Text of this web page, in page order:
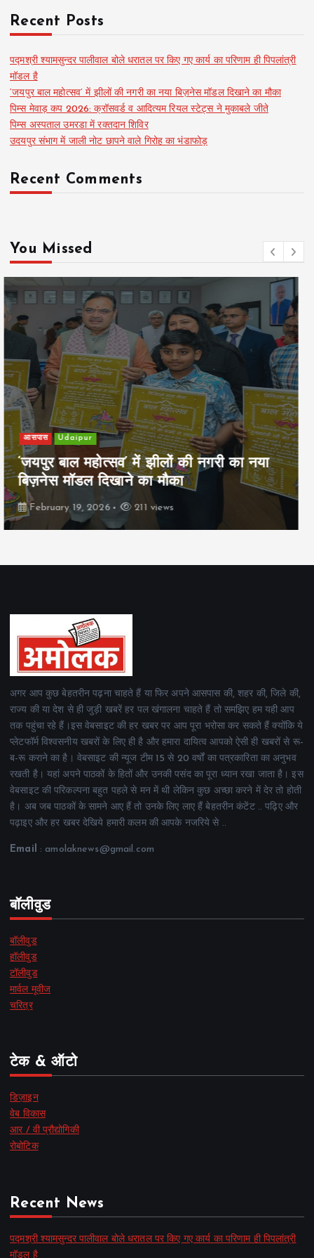
Recent Posts
पद्मश्री श्यामसुन्दर पालीवाल बोले धरातल पर किए गए कार्य का परिणाम ही पिपलांत्री
मॉडल है
‘जयपुर बाल महोत्सव’ में झीलों की नगरी का नया बिज़नेस मॉडल दिखाने का मौका
पिम्स मेवाड़ कप 2026: क्रॉसवर्ड व आदित्यम रियल स्टेट्स ने मुकाबले जीते
पिम्स अस्पताल उमरडा में रक्तदान शिविर
उदयपुर संभाग में जाली नोट छापने वाले गिरोह का भंडाफोड़
Recent Comments
You Missed
खेल Udaipur
पिम्स मेवाड़ कप 2026: क्रॉसवर्ड व आदित्यम
रियल स्टेट्स ने मुकाबले जीते
February 19, 2026 162 views
अगर आप कुछ बेहतरीन पढ़ना चाहते हैं या फिर अपने आसपास की, शहर की, जिले की,
राज्य की या देश से ही जुड़ी खबरें हर पल खंगालना चाहते हैं तो समझिए हम यही आप
तक पहुंचा रहे हैं।इस वेबसाइट की हर खबर पर आप पूरा भरोसा कर सकते हैं क्योंकि ये
प्लेटफॉर्म विश्वसनीय खबरों के लिए ही है और हमारा दायित्व आपको ऐसी ही खबरों से रू-
ब-रू कराने का है। वेबसाइट की न्यूज टीम 15 से 20 वर्षों का पत्रकारिता का अनुभव
रखती है। यहां अपने पाठकों के हितों और उनकी पसंद का पूरा ध्यान रखा जाता है। इस
वेबसाइट की परिकल्पना बहुत पहले से मन में थी लेकिन कुछ अच्छा करने में देर तो होती
है। अब जब पाठकों के सामने आए हैं तो उनके लिए लाए हैं बेहतरीन कंटेंट .. पढ़िए और
पढ़ाइए और हर खबर देखिये हमारी कलम की आपके नजरिये से ..
Email : amolaknews@gmail.com
बॉलीवुड
बॉलीवुड
हॉलीवुड
टॉलीवुड
मार्वल मूवीज
चरित्र
टेक & ऑटो
डिज़ाइन
वेब विकास
आर / वी प्रौद्योगिकी
रोबोटिक
Recent News
पद्मश्री श्यामसुन्दर पालीवाल बोले धरातल पर किए गए कार्य का परिणाम ही पिपलांत्री
मॉडल है